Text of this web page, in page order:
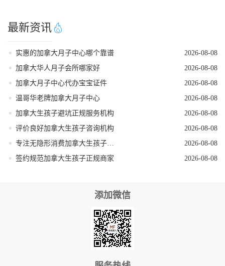
最新资讯
实惠的加拿大月子中心哪个靠谱
2026-08-08
加拿大华人月子会所哪家好
2026-08-08
加拿大月子中心代办宝宝证件
2026-08-08
温哥华老牌加拿大月子中心
2026-08-08
加拿大生孩子避坑正规服务机构
2026-08-08
评价良好加拿大生孩子咨询机构
2026-08-08
专注无隐形消费加拿大生孩子机构
2026-08-08
签约规范加拿大生孩子正规商家
2026-08-08
添加微信